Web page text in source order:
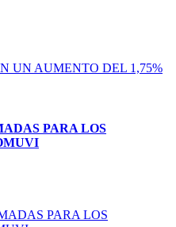
PARA LOS